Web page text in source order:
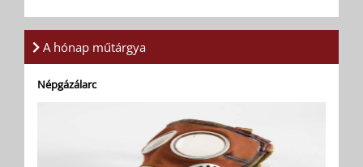
A hónap műtárgya
Népgázálarc